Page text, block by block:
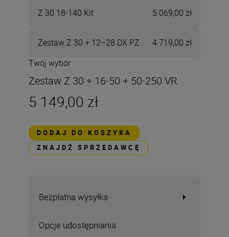
Z 30 18-140 Kit 5 069,00 zł
Zestaw Z 30 + 12–28 DX PZ
4 719,00 zł
Twój wybór
Zestaw Z 30 + 16-50 + 50-250 VR
5 149,00 zł
DODAJ DO KOSZYKA
ZNAJDŹ SPRZEDAWCĘ
Bezpłatna wysyłka
Opcje udostępniania